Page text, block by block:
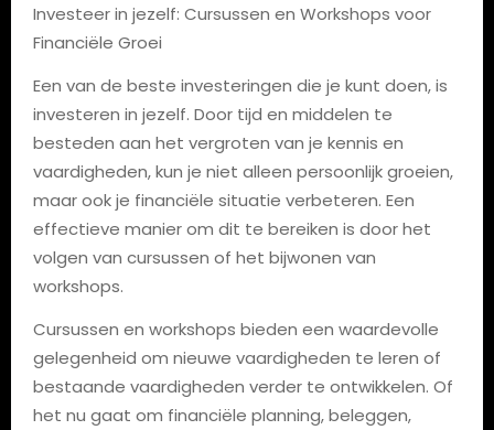
Investeer in jezelf: Cursussen en Workshops voor
Financiële Groei
Een van de beste investeringen die je kunt doen, is
investeren in jezelf. Door tijd en middelen te
besteden aan het vergroten van je kennis en
vaardigheden, kun je niet alleen persoonlijk groeien,
maar ook je financiële situatie verbeteren. Een
effectieve manier om dit te bereiken is door het
volgen van cursussen of het bijwonen van
workshops.
Cursussen en workshops bieden een waardevolle
gelegenheid om nieuwe vaardigheden te leren of
bestaande vaardigheden verder te ontwikkelen. Of
het nu gaat om financiële planning, beleggen,